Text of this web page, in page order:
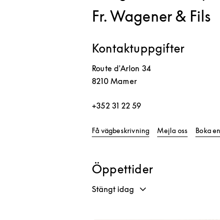
Fr. Wagener & Fils
Kontaktuppgifter
Route d'Arlon 34
8210 Mamer
+352 31 22 59
Få vägbeskrivningLink Opens in New Tab
Mejla oss Boka
Öppettider
Stängt idag